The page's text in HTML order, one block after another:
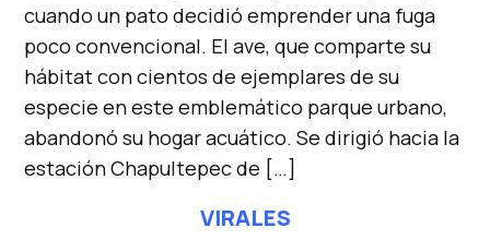
cuando un pato decidió emprender una fuga
poco convencional. El ave, que comparte su
hábitat con cientos de ejemplares de su
especie en este emblemático parque urbano,
abandonó su hogar acuático. Se dirigió hacia la
estación Chapultepec de […]
VIRALES